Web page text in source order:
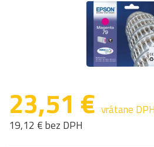
23,51 € vrátane DPH
19,12 € bez DPH